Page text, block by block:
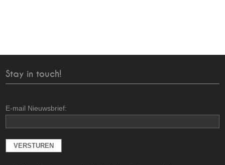
Stay in touch!
E-mail Nieuwsbrief: